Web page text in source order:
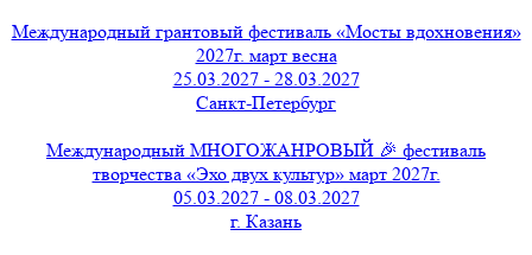
Международный грантовый фестиваль «Мосты вдохновения»
2027г. март весна
25.03.2027 - 28.03.2027
Санкт-Петербург
Международный МНОГОЖАНРОВЫЙ 🎉 фестиваль
творчества «Эхо двух культур» март 2027г.
05.03.2027 - 08.03.2027
г. Казань